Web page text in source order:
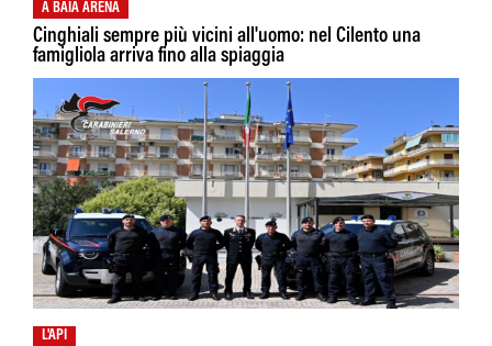
A BAIA ARENA
Cinghiali sempre più vicini all'uomo: nel Cilento una
famigliola arriva fino alla spiaggia
L'API